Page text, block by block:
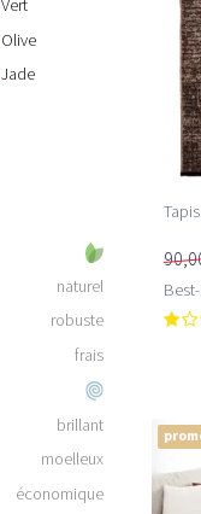
Vert
Olive
Jade
naturel
robuste
frais
brillant
moelleux
économique